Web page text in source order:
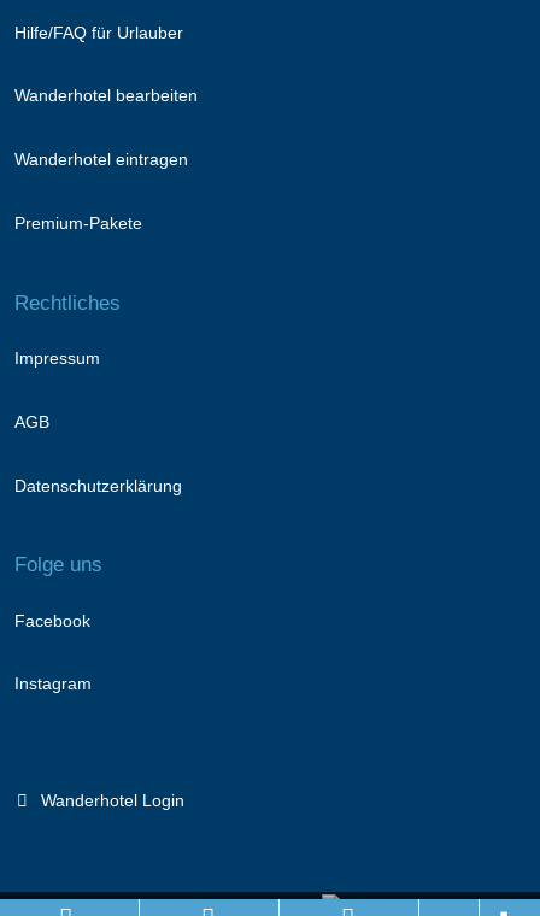
Hilfe/FAQ für Urlauber
Wanderhotel bearbeiten
Wanderhotel eintragen
Premium-Pakete
Rechtliches
Impressum
AGB
Datenschutzerklärung
Folge uns
Facebook
Instagram
Wanderhotel Login
Branchenportal Software made in Germany